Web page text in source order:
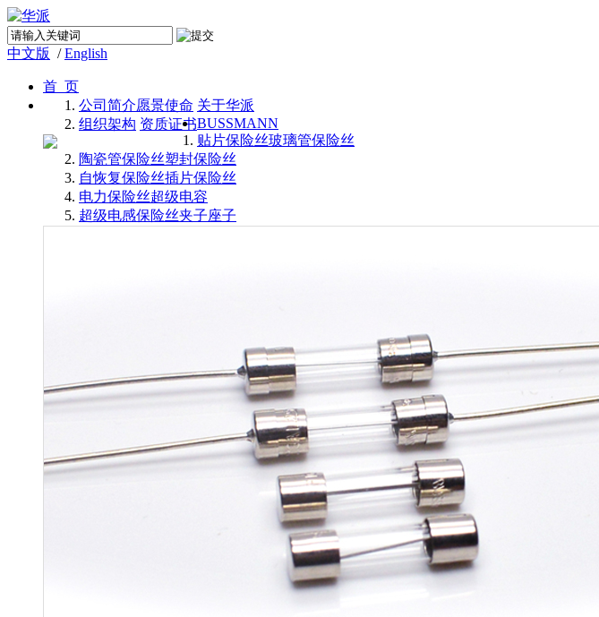
中文版 /English
首 页
关于华派
公司简介愿景使命
组织架构 资质证书BUSSMANN
贴片保险丝玻璃管保险丝
陶瓷管保险丝塑封保险丝
自恢复保险丝插片保险丝
电力保险丝超级电容
超级电感保险丝夹子座子